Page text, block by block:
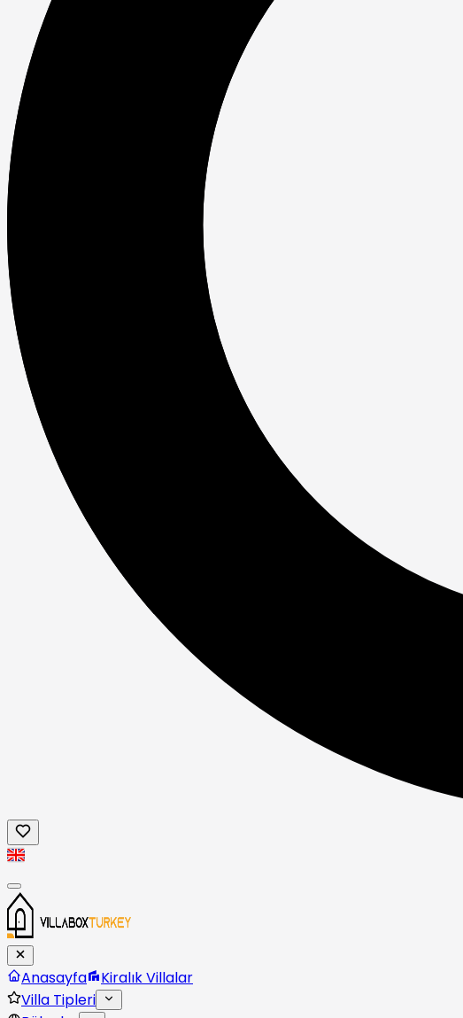
Anasayfa
Kiralık Villalar
Villa Tipleri